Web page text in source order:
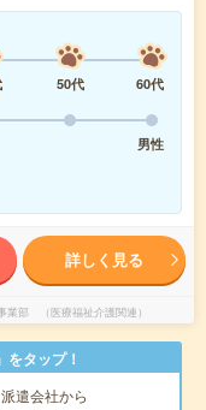
50代
60代
男性
詳しく見る
部 （医療福祉介護関連）
タップ！
遣会社から